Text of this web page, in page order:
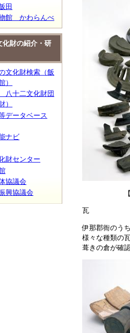
【恒川遺
瓦
伊那郡衙のう
様々な種類の
葺きの倉が確
田
館 かわらんべ
財の紹介・研
文化財検索（飯
）
八十二文化財団
）
データベース
ナビ
財センター
協議会
興協議会